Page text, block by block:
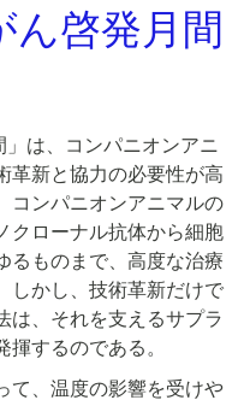
ん啓発月間
」は、コンパニオンアニ
革新と協力の必要性が高
コンパニオンアニマルの
クローナル抗体から細胞
るものまで、高度な治療
しかし、技術革新だけで
は、それを支えるサプラ
するのである。
て、温度の影響を受けや